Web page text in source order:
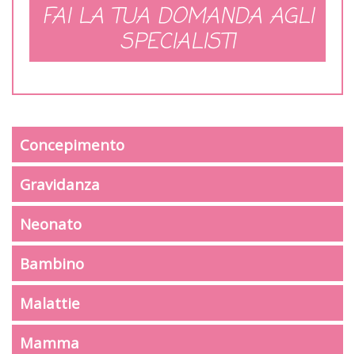
FAI LA TUA DOMANDA AGLI
SPECIALISTI
Concepimento
Gravidanza
Neonato
Bambino
Malattie
Mamma